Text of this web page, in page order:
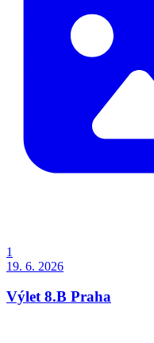
1
19. 6. 2026
Výlet 8.B Praha